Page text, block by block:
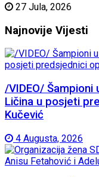
27 Jula, 2026
Najnovije Vijesti
/VIDEO/ Šampioni
Ličina u posjeti
Kučević
4 Augusta, 2026